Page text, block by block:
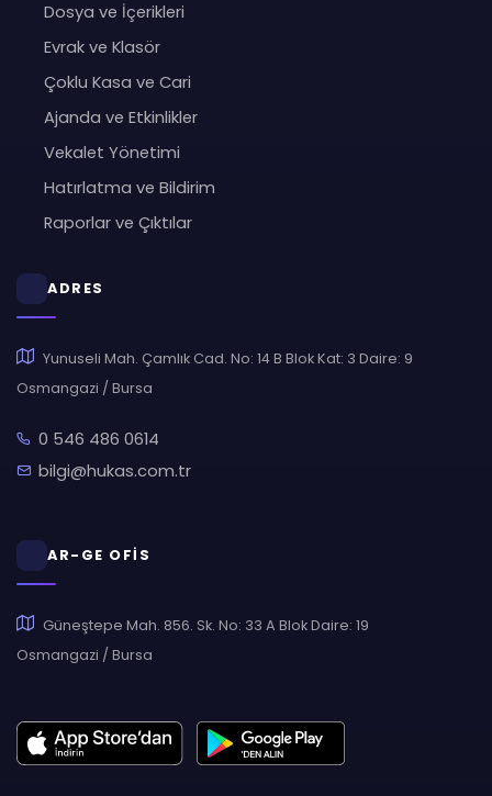
Dosya ve İçerikleri
Evrak ve Klasör
Çoklu Kasa ve Cari
Ajanda ve Etkinlikler
Vekalet Yönetimi
Hatırlatma ve Bildirim
Raporlar ve Çıktılar
ADRES
Yunuseli Mah. Çamlık Cad. No: 14 B Blok Kat: 3 Daire: 9
Osmangazi / Bursa
0 546 486 0614
bilgi@hukas.com.tr
AR-GE OFİS
Güneştepe Mah. 856. Sk. No: 33 A Blok Daire: 19
Osmangazi / Bursa